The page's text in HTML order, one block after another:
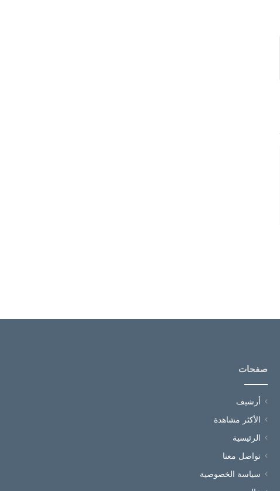
صفحات
أرشيف
الأكثر مشاهدة
الرئيسية
تواصل معنا
سياسة الخصوصية